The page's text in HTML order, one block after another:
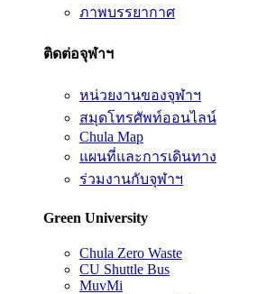
ภาพบรรยากาศ
ติดต่อจุฬาฯ
หน่วยงานของจุฬาฯ
สมุดโทรศัพท์ออนไลน์
Chula Map
แผนที่และการเดินทาง
ร่วมงานกับจุฬาฯ
Green University
Chula Zero Waste
CU Shuttle Bus
MuvMi